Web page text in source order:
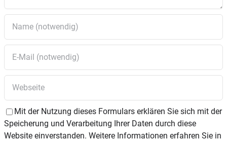
Mit der Nutzung dieses Formulars erklären Sie sich mit der
Speicherung und Verarbeitung Ihrer Daten durch diese
Website einverstanden. Weitere Informationen erfahren Sie in